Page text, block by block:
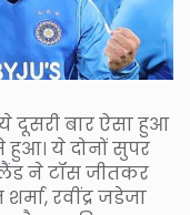
दूसरी बार ऐसा हुआ
ये दोनों सुपर
ने टॉस जीतकर
रवींद्र जडेजा